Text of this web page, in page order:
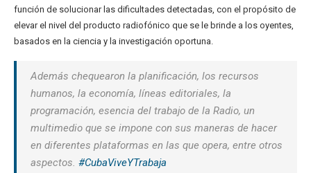
función de solucionar las dificultades detectadas, con el propósito de
elevar el nivel del producto radiofónico que se le brinde a los oyentes,
basados en la ciencia y la investigación oportuna.
Además chequearon la planificación, los recursos
humanos, la economía, líneas editoriales, la
programación, esencia del trabajo de la Radio, un
multimedio que se impone con sus maneras de hacer
en diferentes plataformas en las que opera, entre otros
aspectos. #CubaViveYTrabaja